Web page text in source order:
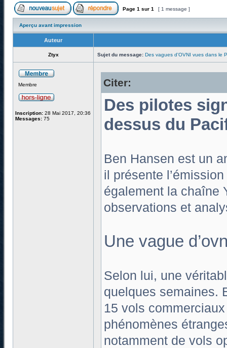
Page 1 sur 1 [ 1 message ]
Aperçu avant impression
Auteur
Ztyx Sujet du message: Des vagues d'OVNI vues dans le
Membre
Inscription: 28 Mai 2017, 20:36
Messages: 75
Citer:
Des pilotes
dessus du
Ben Hansen est un
il présente
également la chaîne
observations et
Une vague
Selon lui, une
quelques semaines.
15 vols
phénomènes
notamment de vols